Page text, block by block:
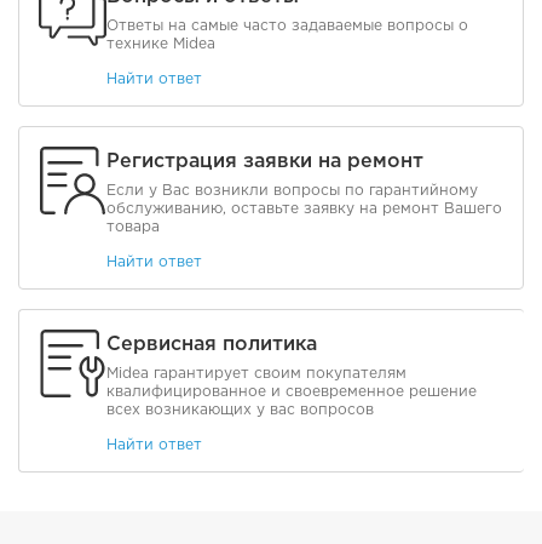
Ответы на самые часто задаваемые вопросы о
технике Midea
Найти ответ
Регистрация заявки на ремонт
Если у Вас возникли вопросы по гарантийному
обслуживанию, оставьте заявку на ремонт Вашего
товара
Найти ответ
Сервисная политика
Midea гарантирует своим покупателям
квалифицированное и своевременное решение
всех возникающих у вас вопросов
Найти ответ